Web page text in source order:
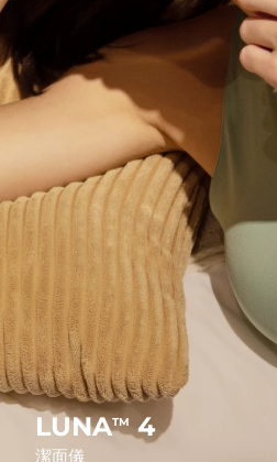
LUNATM4
潔面儀
issa™ Teeth Whitening Set
FAQ™ Dual LED Panel
熱門產品
特別優惠
Svenska
Türkçe
简体中文
發貨國家
美國
英國
西班牙
澳洲
法國